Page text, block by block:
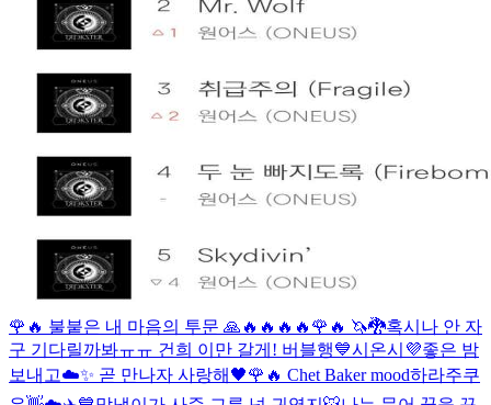
🌹🔥 불붙은 내 마음의 투문 🙏🔥🔥🔥🔥 🌹🔥 🦄🐉혹시나 안 자
구 기다릴까봐ㅠㅠ 건희 이만 갈게! 버블행💙시온시💜좋은 밤
보내고☁️✨ 곧 만나자 사랑해🖤🌹🔥 Chet Baker mood하라주쿠